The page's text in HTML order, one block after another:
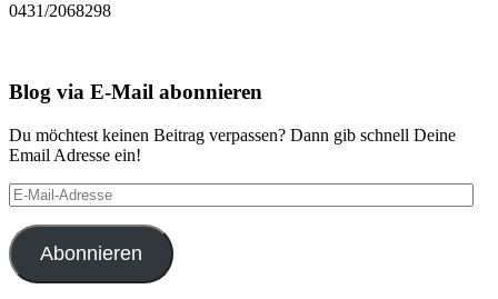
0431/2068298
Blog via E-Mail abonnieren
Du möchtest keinen Beitrag verpassen? Dann gib schnell Deine
Email Adresse ein!
E-
Mail-
Adresse
Abonnieren